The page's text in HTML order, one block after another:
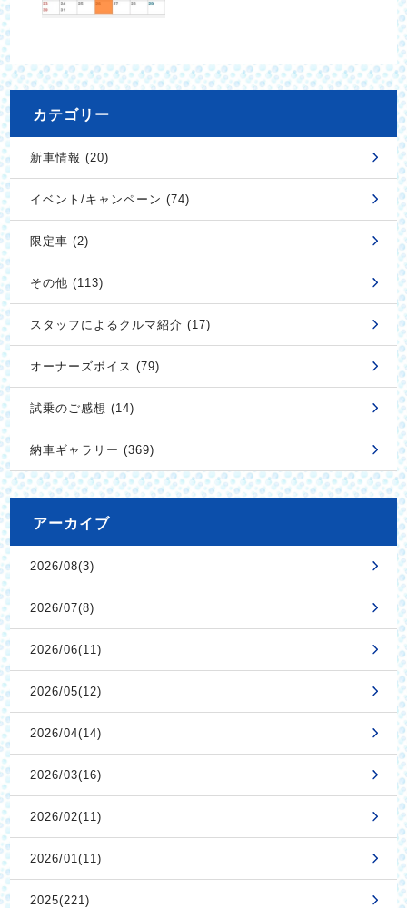
カテゴリー
新車情報 (20)
イベント/キャンペーン (74)
限定車 (2)
その他 (113)
スタッフによるクルマ紹介 (17)
オーナーズボイス (79)
試乗のご感想 (14)
納車ギャラリー (369)
アーカイブ
2026/08(3)
2026/07(8)
2026/06(11)
2026/05(12)
2026/04(14)
2026/03(16)
2026/02(11)
2026/01(11)
2025(221)